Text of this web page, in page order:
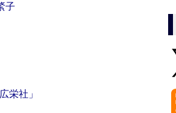
子
栄社」